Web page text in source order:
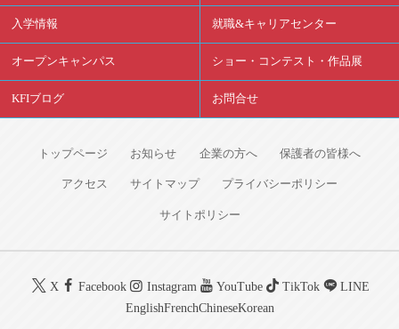
入学情報 就職&キャリアセンター
オープンキャンパス ショー・コンテスト・作品展
KFIブログ お問合せ
トップページ お知らせ 企業の方へ 保護者の皆様へ
アクセス サイトマップ プライバシーポリシー
サイトポリシー
X Facebook Instagram YouTube TikTok
LINE
EnglishFrenchChineseKorean